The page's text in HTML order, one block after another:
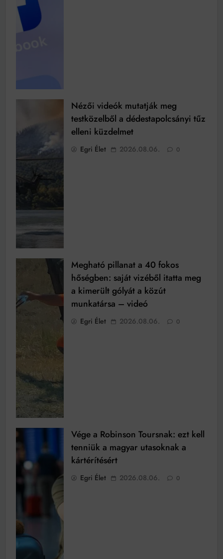
Nézői videók mutatják meg
testközelből a dédestapolcsányi tűz
elleni küzdelmet
Egri Élet 2026.08.06. 0
Megható pillanat a 40 fokos
hőségben: saját vizéből itatta meg
a kimerült gólyát a közút
munkatársa – videó
Egri Élet 2026.08.06. 0
Vége a Robinson Toursnak: ezt kell
tenniük a magyar utasoknak a
kártérítésért
Egri Élet 2026.08.06. 0